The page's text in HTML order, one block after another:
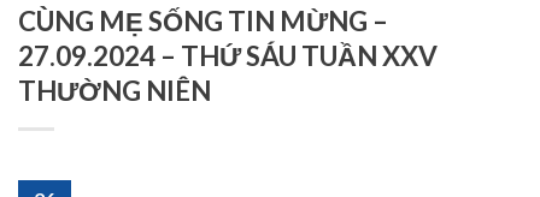
CÙNG MẸ SỐNG TIN MỪNG –
27.09.2024 – THỨ SÁU TUẦN XXV
THƯỜNG NIÊN